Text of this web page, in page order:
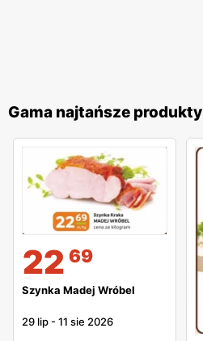
Gama najtańsze produkty
22 69
Szynka Madej Wróbel
29 lip -11 sie 2026